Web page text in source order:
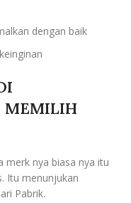
dengan baik
MEMILIH
merk nya biasa nya itu
Itu menunjukan
Pabrik.